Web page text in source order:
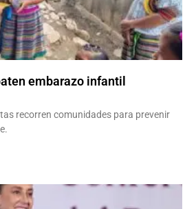
embarazo infantil
recorren comunidades para prevenir